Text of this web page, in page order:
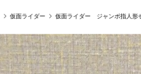
仮面ライダー 仮面ライダー ジャンボ指人形